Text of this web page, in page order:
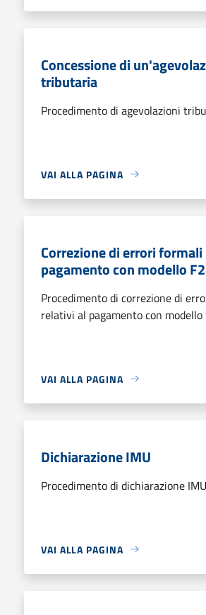
Concessione di
tributaria
Procedimento di agevolazioni
VAI ALLA PAGINA
Correzione di errori
pagamento con modello
Procedimento di correzione di
relativi al pagamento con
VAI ALLA PAGINA
Dichiarazione IMU
Procedimento di dichiarazione IMU
VAI ALLA PAGINA